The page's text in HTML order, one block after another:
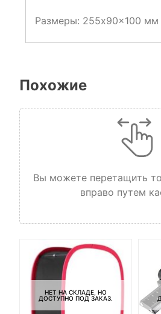
Размеры: 255x90x100 мм
Похожие
Вы можете перетащить
вправо путем
НЕТ НА СКЛАДЕ, НО
ДОСТУПНО ПОД ЗАКАЗ.